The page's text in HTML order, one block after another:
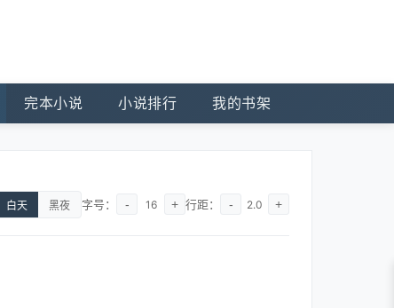
完本小说 小说排行 我的书架
白天 黑夜 字号： - 16 + 行距： - 2.0 +